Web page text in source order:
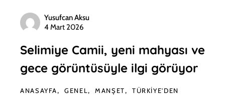
Yusufcan Aksu
4 Mart 2026
Selimiye Camii, yeni mahyası ve
gece görüntüsüyle ilgi görüyor
ANASAYFA GENEL MANŞET TÜRKIYE'DEN